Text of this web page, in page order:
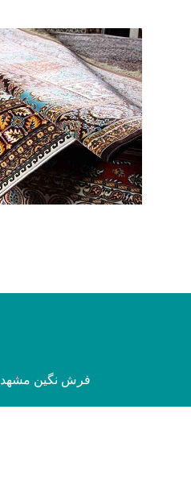
فرش نگین مشهد 1500 شانه طرح 1507 طوسی گل برجسته